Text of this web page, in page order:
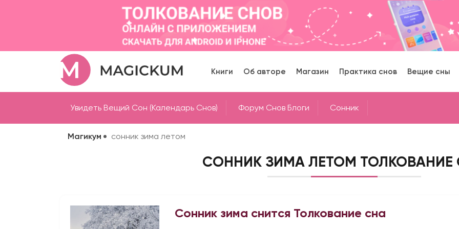
Книги Об авторе Магазин Практика снов Вещие сны
Увидеть Вещий Сон (Календарь Снов) Форум Снов Блоги Cонник
Магикум сонник зима летом
СОННИК ЗИМА ЛЕТОМ ТОЛКОВАНИЕ
Сонник зима снится Толкование сна